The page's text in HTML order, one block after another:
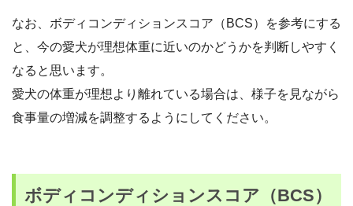
なお、ボディコンディションスコア（BCS）を参考にする
と、今の愛犬が理想体重に近いのかどうかを判断しやすく
なると思います。
愛犬の体重が理想より離れている場合は、様子を見ながら
食事量の増減を調整するようにしてください。
ボディコンディションスコア（BCS）